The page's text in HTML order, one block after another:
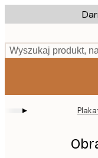
to
content.
Wyszukaj produkt,
▸